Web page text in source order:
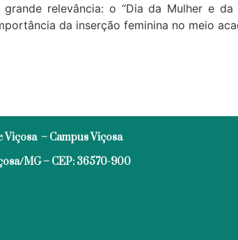
relevância: o “Dia da Mulher e
da inserção feminina no meio
Viçosa – Campus Viçosa
MG – CEP: 36570-900